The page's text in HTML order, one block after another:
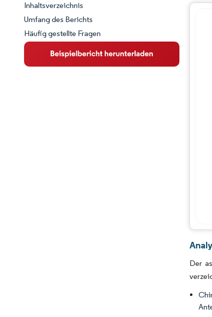
Marktschnappschuss
Marktübersicht
Wichtige Markttrends
Inhaltsverzeichnis
Umfang des Berichts
Häufig gestellte Fragen
Der